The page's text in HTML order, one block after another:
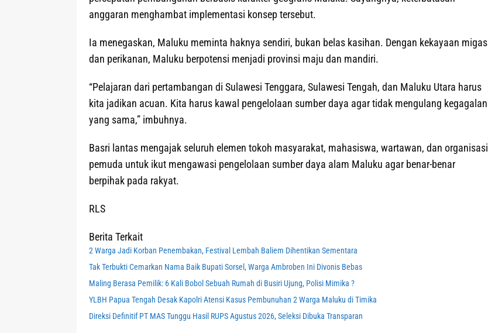
anggaran menghambat implementasi konsep tersebut.
Ia menegaskan, Maluku meminta haknya sendiri, bukan belas kasihan. Dengan kekayaan migas
dan perikanan, Maluku berpotensi menjadi provinsi maju dan mandiri.
“Pelajaran dari pertambangan di Sulawesi Tenggara, Sulawesi Tengah, dan Maluku Utara harus
kita jadikan acuan. Kita harus kawal pengelolaan sumber daya agar tidak mengulang kegagalan
yang sama,” imbuhnya.
Basri lantas mengajak seluruh elemen tokoh masyarakat, mahasiswa, wartawan, dan organisasi
pemuda untuk ikut mengawasi pengelolaan sumber daya alam Maluku agar benar-benar
berpihak pada rakyat.
RLS
Berita Terkait
2 Warga Jadi Korban Penembakan, Festival Lembah Baliem Dihentikan Sementara
Tak Terbukti Cemarkan Nama Baik Bupati Sorsel, Warga Ambroben Ini Divonis Bebas
Maling Berasa Pemilik: 6 Kali Bobol Sebuah Rumah di Busiri Ujung, Polisi Mimika ?
YLBH Papua Tengah Desak Kapolri Atensi Kasus Pembunuhan 2 Warga Maluku di Timika
Direksi Definitif PT MAS Tunggu Hasil RUPS Agustus 2026, Seleksi Dibuka Transparan